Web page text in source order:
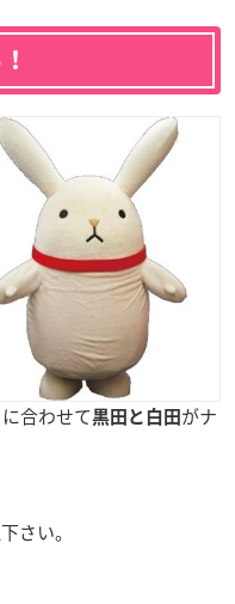
に合わせて黒田と白田 がナ
さい。